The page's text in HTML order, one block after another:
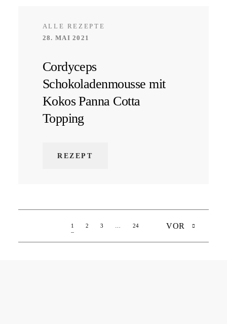
ALLE REZEPTE
28. MAI 2021
Cordyceps
Schokoladenmousse mit
Kokos Panna Cotta
Topping
REZEPT
1 2 3 24 VOR